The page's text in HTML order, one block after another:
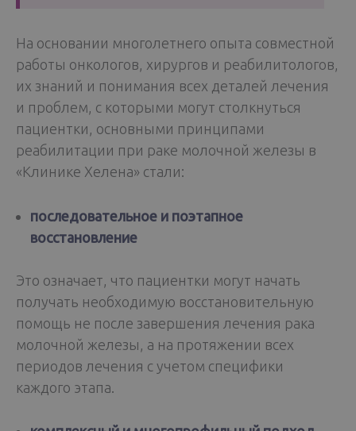
На основании многолетнего опыта совместной
работы онкологов, хирургов и реабилитологов,
их знаний и понимания всех деталей лечения
и проблем, с которыми могут столкнуться
пациентки, основными принципами
реабилитации при раке молочной железы в
«Клинике Хелена» стали:
последовательное и поэтапное
восстановление
Это означает, что пациентки могут начать
получать необходимую восстановительную
помощь не после завершения лечения рака
молочной железы, а на протяжении всех
периодов лечения с учетом специфики
каждого этапа.